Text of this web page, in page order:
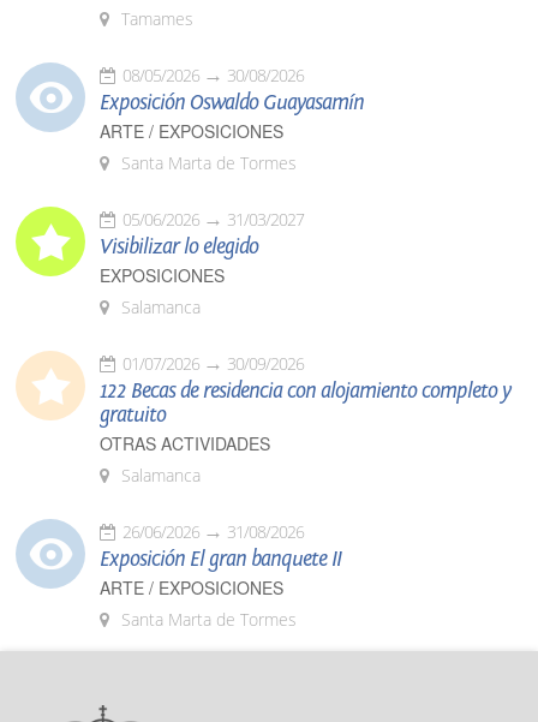
Tamames
08/05/2026 30/08/2026
Exposición Oswaldo Guayasamín
ARTE / EXPOSICIONES
Santa Marta de Tormes
05/06/2026 31/03/2027
Visibilizar lo elegido
EXPOSICIONES
Salamanca
01/07/2026 30/09/2026
122 Becas de residencia con alojamiento completo y
gratuito
OTRAS ACTIVIDADES
Salamanca
26/06/2026 31/08/2026
Exposición El gran banquete II
ARTE / EXPOSICIONES
Santa Marta de Tormes